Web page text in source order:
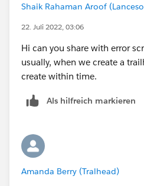
Shaik Rahaman Aroof
22. Juli 2022, 03:06
Hi can you share with error
usually, when we create a
create within time.
Als hilfreich markieren
Amanda Berry (Tralhead)